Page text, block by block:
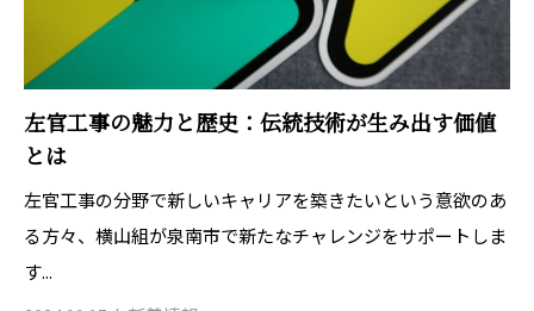
左官工事の魅力と歴史：伝統技術が生み出す価値
とは
左官工事の分野で新しいキャリアを築きたいという意欲のあ
る方々、横山組が泉南市で新たなチャレンジをサポートしま
す...